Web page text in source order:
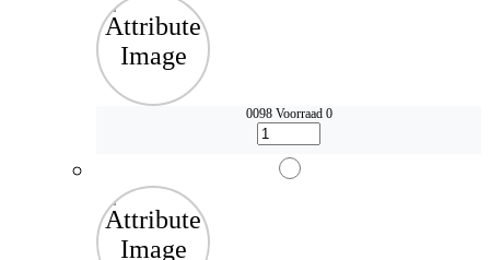
0098 Voorraad 0